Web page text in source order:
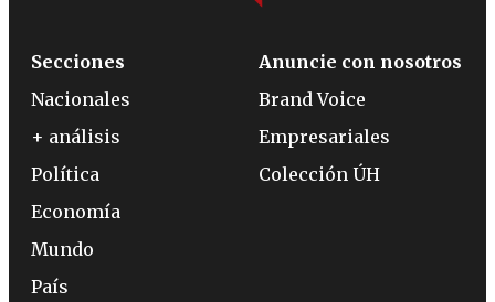
Secciones
Nacionales
+ análisis
Política
Economía
Mundo
País
Anuncie con nosotros
Brand Voice
Empresariales
Colección ÚH